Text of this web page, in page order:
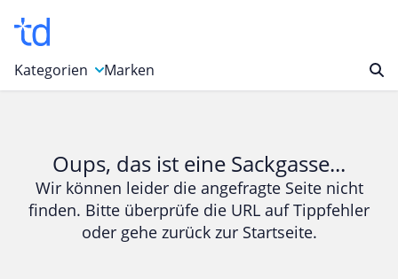
Kategorien
Bücher & Magazine
Computer & Elektronik
Entertainment & Media
Marken
Oups, das ist eine Sackgasse...
Wir können leider die angefragte Seite nicht
finden. Bitte überprüfe die URL auf Tippfehler
oder gehe zurück zur Startseite.